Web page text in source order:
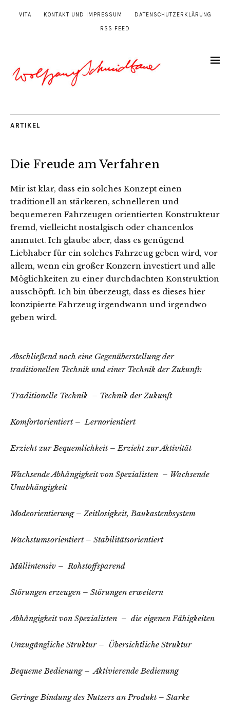
VITA KONTAKT UND IMPRESSUM DATENSCHUTZERKLÄRUNG
RSS FEED
ARTIKEL
Die Freude am Verfahren
Mir ist klar, dass ein solches Konzept einen
traditionell an stärkeren, schnelleren und
bequemeren Fahrzeugen orientierten Konstrukteur
fremd, vielleicht nostalgisch oder chancenlos
anmutet. Ich glaube aber, dass es genügend
Liebhaber für ein solches Fahrzeug geben wird, vor
allem, wenn ein großer Konzern investiert und alle
Möglichkeiten zu einer durchdachten Konstruktion
ausschöpft. Ich bin überzeugt, dass es dieses hier
konzipierte Fahrzeug irgendwann und irgendwo
geben wird.
Abschließend noch eine Gegenüberstellung der
traditionellen Technik und einer Technik der Zukunft:
Traditionelle Technik – Technik der Zukunft
Komfortorientiert – Lernorientiert
Erzieht zur Bequemlichkeit – Erzieht zur Aktivität
Wachsende Abhängigkeitvon Spezialisten – Wachsende
Unabhängigkeit
Modeorientierung – Zeitlosigkeit, Baukastenbsystem
Wachstumsorientiert – Stabilitätsorientiert
Müllintensiv – Rohstoffsparend
Störungen erzeugen – Störungen erweitern
Abhängigkeit von Spezialisten – die eigenen Fähigkeiten
Unzugängliche Struktur – Übersichtliche Struktur
Bequeme Bedienung – Aktivierende Bedienung
Geringe Bindung des Nutzers an Produkt– Starke